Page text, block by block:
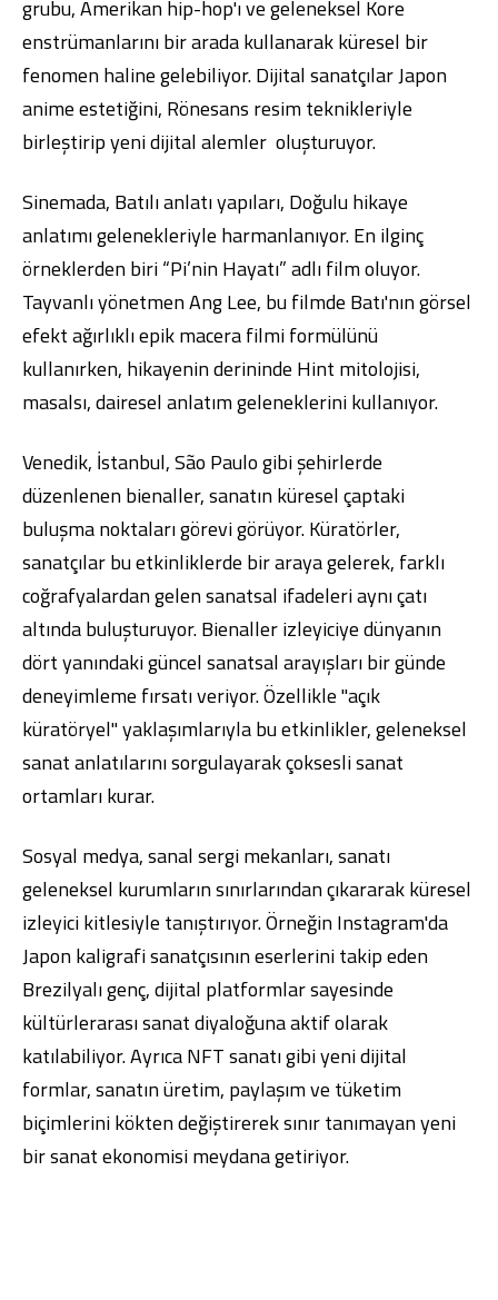
grubu, Amerikan hip-hop'ı ve geleneksel Kore
enstrümanlarını bir arada kullanarak küresel bir
fenomen haline gelebiliyor. Dijital sanatçılar Japon
anime estetiğini, Rönesans resim teknikleriyle
birleştirip yeni dijital alemler oluşturuyor.
Sinemada, Batılı anlatı yapıları, Doğulu hikaye
anlatımı gelenekleriyle harmanlanıyor. En ilginç
örneklerden biri “Pi’nin Hayatı” adlı film oluyor.
Tayvanlı yönetmen Ang Lee, bu filmde Batı'nın görsel
efekt ağırlıklı epik macera filmi formülünü
kullanırken, hikayenin derininde Hint mitolojisi,
masalsı, dairesel anlatım geleneklerini kullanıyor.
Venedik, İstanbul, São Paulo gibi şehirlerde
düzenlenen bienaller, sanatın küresel çaptaki
buluşma noktaları görevi görüyor. Küratörler,
sanatçılar bu etkinliklerde bir araya gelerek, farklı
coğrafyalardan gelen sanatsal ifadeleri aynı çatı
altında buluşturuyor. Bienaller izleyiciye dünyanın
dört yanındaki güncel sanatsal arayışları bir günde
deneyimleme fırsatı veriyor. Özellikle "açık
küratöryel" yaklaşımlarıyla bu etkinlikler, geleneksel
sanat anlatılarını sorgulayarak çoksesli sanat
ortamları kurar.
Sosyal medya, sanal sergi mekanları, sanatı
geleneksel kurumların sınırlarından çıkararak küresel
izleyici kitlesiyle tanıştırıyor. Örneğin Instagram'da
Japon kaligrafi sanatçısının eserlerini takip eden
Brezilyalı genç, dijital platformlar sayesinde
kültürlerarası sanat diyaloğuna aktif olarak
katılabiliyor. Ayrıca NFT sanatı gibi yeni dijital
formlar, sanatın üretim, paylaşım ve tüketim
biçimlerini kökten değiştirerek sınır tanımayan yeni
bir sanat ekonomisi meydana getiriyor.